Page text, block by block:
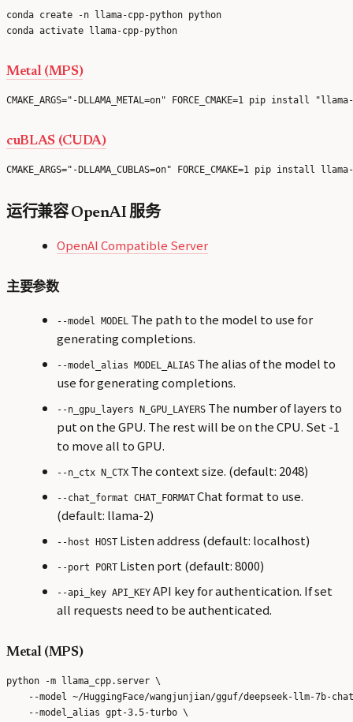
conda create -n llama-cpp-python python
Metal (MPS)
cuBLAS (CUDA)
运行兼容 OpenAI 服务
OpenAI Compatible Server
主要参数
--model MODEL The path to the model to use for
generating completions.
--model_alias MODEL_ALIAS The alias of the model to
use for generating completions.
--n_gpu_layers N_GPU_LAYERS The number of layers to
put on the GPU. The rest will be on the CPU. Set -1
to move all to GPU.
--n_ctx N_CTX The context size. (default: 2048)
--chat_format CHAT_FORMAT Chat format to use.
(default: llama-2)
--host HOST Listen address (default: localhost)
--port PORT Listen port (default: 8000)
--api_key API_KEY API key for authentication. If set
all requests need to be authenticated.
Metal (MPS)
python -m llama_cpp.server \
--model ~/HuggingFace/wangjunjian/gguf/deepseek-llm-7b-
    --model_alias gpt-3.5-turbo \